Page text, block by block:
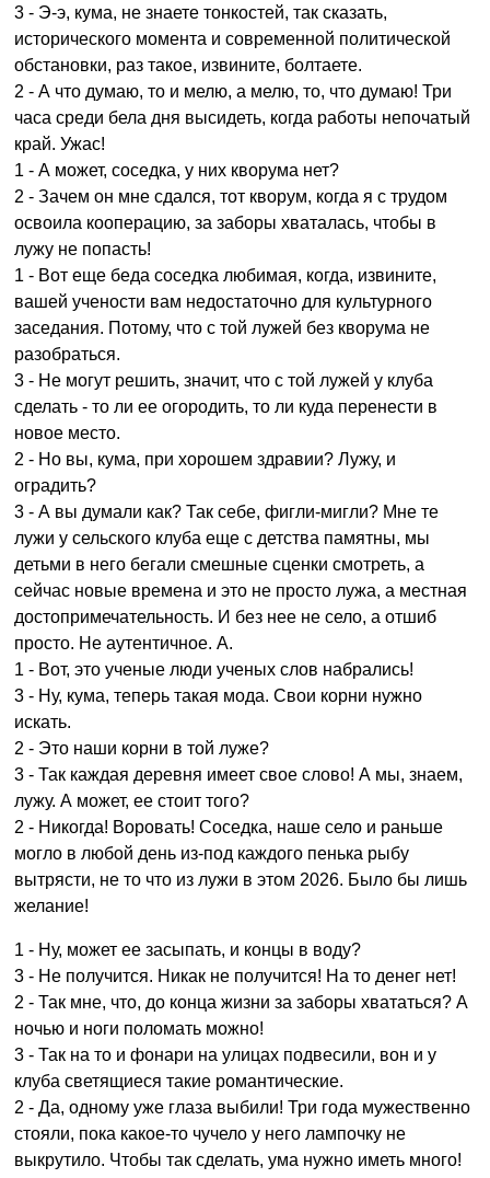
3 - Э-э, кума, не знаете тонкостей, так сказать,
исторического момента и современной политической
обстановки, раз такое, извините, болтаете.
2 - А что думаю, то и мелю, а мелю, то, что думаю! Три
часа среди бела дня высидеть, когда работы непочатый
край. Ужас!
1 - А может, соседка, у них кворума нет?
2 - Зачем он мне сдался, тот кворум, когда я с трудом
освоила кооперацию, за заборы хваталась, чтобы в
лужу не попасть!
1 - Вот еще беда соседка любимая, когда, извините,
вашей учености вам недостаточно для культурного
заседания. Потому, что с той лужей без кворума не
разобраться.
3 - Не могут решить, значит, что с той лужей у клуба
сделать - то ли ее огородить, то ли куда перенести в
новое место.
2 - Но вы, кума, при хорошем здравии? Лужу, и
оградить?
3 - А вы думали как? Так себе, фигли-мигли? Мне те
лужи у сельского клуба еще с детства памятны, мы
детьми в него бегали смешные сценки смотреть, а
сейчас новые времена и это не просто лужа, а местная
достопримечательность. И без нее не село, а отшиб
просто. Не аутентичное. А.
1 - Вот, это ученые люди ученых слов набрались!
3 - Ну, кума, теперь такая мода. Свои корни нужно
искать.
2 - Это наши корни в той луже?
3 - Так каждая деревня имеет свое слово! А мы, знаем,
лужу. А может, ее стоит того?
2 - Никогда! Воровать! Соседка, наше село и раньше
могло в любой день из-под каждого пенька рыбу
вытрясти, не то что из лужи в этом 2026. Было бы лишь
желание!
1 - Ну, может ее засыпать, и концы в воду?
3 - Не получится. Никак не получится! На то денег нет!
2 - Так мне, что, до конца жизни за заборы хвататься? А
ночью и ноги поломать можно!
3 - Так на то и фонари на улицах подвесили, вон и у
клуба светящиеся такие романтические.
2 - Да, одному уже глаза выбили! Три года мужественно
стояли, пока какое-то чучело у него лампочку не
выкрутило. Чтобы так сделать, ума нужно иметь много!